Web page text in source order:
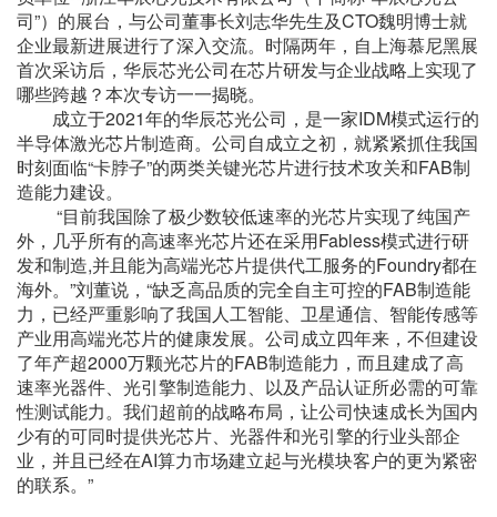
司”）的展台，与公司董事长刘志华先生及CTO魏明博士就
企业最新进展进行了深入交流。时隔两年，自上海慕尼黑展
首次采访后，华辰芯光公司在芯片研发与企业战略上实现了
哪些跨越？本次专访一一揭晓。
成立于2021年的华辰芯光公司，是一家IDM模式运行的
半导体激光芯片制造商。公司自成立之初，就紧紧抓住我国
时刻面临“卡脖子”的两类关键光芯片进行技术攻关和FAB制
造能力建设。
“目前我国除了极少数较低速率的光芯片实现了纯国产
外，几乎所有的高速率光芯片还在采用Fabless模式进行研
发和制造,并且能为高端光芯片提供代工服务的Foundry都在
海外。”刘董说，“缺乏高品质的完全自主可控的FAB制造能
力，已经严重影响了我国人工智能、卫星通信、智能传感等
产业用高端光芯片的健康发展。公司成立四年来，不但建设
了年产超2000万颗光芯片的FAB制造能力，而且建成了高
速率光器件、光引擎制造能力、以及产品认证所必需的可靠
性测试能力。我们超前的战略布局，让公司快速成长为国内
少有的可同时提供光芯片、光器件和光引擎的行业头部企
业，并且已经在AI算力市场建立起与光模块客户的更为紧密
的联系。”